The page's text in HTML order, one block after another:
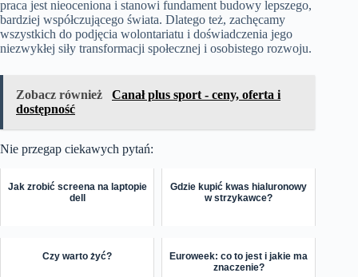
praca jest nieoceniona i stanowi fundament budowy lepszego,
bardziej współczującego świata. Dlatego też, zachęcamy
wszystkich do podjęcia wolontariatu i doświadczenia jego
niezwykłej siły transformacji społecznej i osobistego rozwoju.
Zobacz również
Canał plus sport - ceny, oferta i
dostępność
Nie przegap ciekawych pytań:
Jak zrobić screena na laptopie
dell
Gdzie kupić kwas hialuronowy
w strzykawce?
Czy warto żyć?
Euroweek: co to jest i jakie ma
znaczenie?